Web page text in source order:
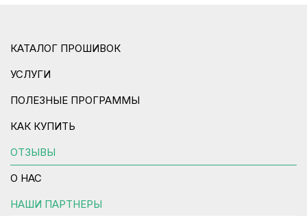
КАТАЛОГ ПРОШИВОК
УСЛУГИ
ПОЛЕЗНЫЕ ПРОГРАММЫ
КАК КУПИТЬ
ОТЗЫВЫ
О НАС
НАШИ ПАРТНЕРЫ